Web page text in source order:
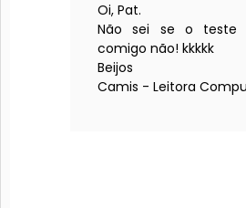
Oi, Pat.
Não sei se o teste
comigo não! kkkkk
Beijos
Camis - Leitora